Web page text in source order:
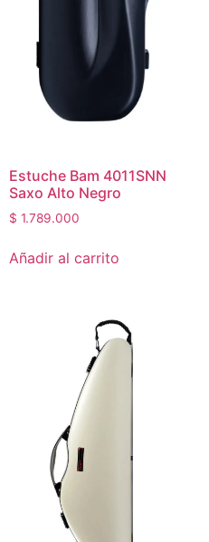
Estuche Bam 4011SNN
Saxo Alto Negro
$ 1.789.000
Añadir al carrito